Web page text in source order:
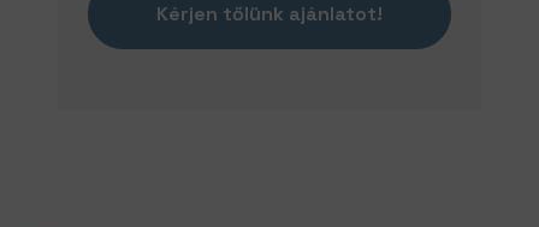
Kérjen tőlünk ajánlatot!